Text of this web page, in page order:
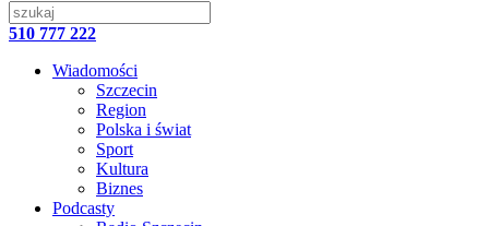
510 777 222
Wiadomości
Szczecin
Region
Polska i świat
Sport
Kultura
Biznes
Podcasty